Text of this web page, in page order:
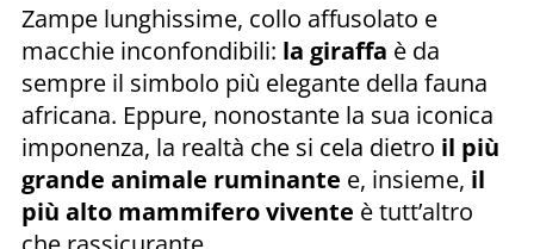
Zampe lunghissime, collo affusolato e
macchie inconfondibili: la giraffa è da
sempre il simbolo più elegante della fauna
africana. Eppure, nonostante la sua iconica
imponenza, la realtà che si cela dietro il più
grande animale ruminante e, insieme, il
più alto mammifero vivente è tutt’altro